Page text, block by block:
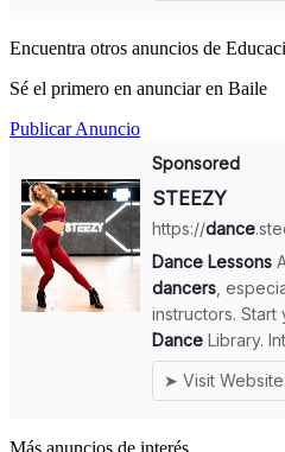
Encuentra otros anuncios de
Sé el primero en anunciar en Baile
Publicar Anuncio
Más anuncios de interés